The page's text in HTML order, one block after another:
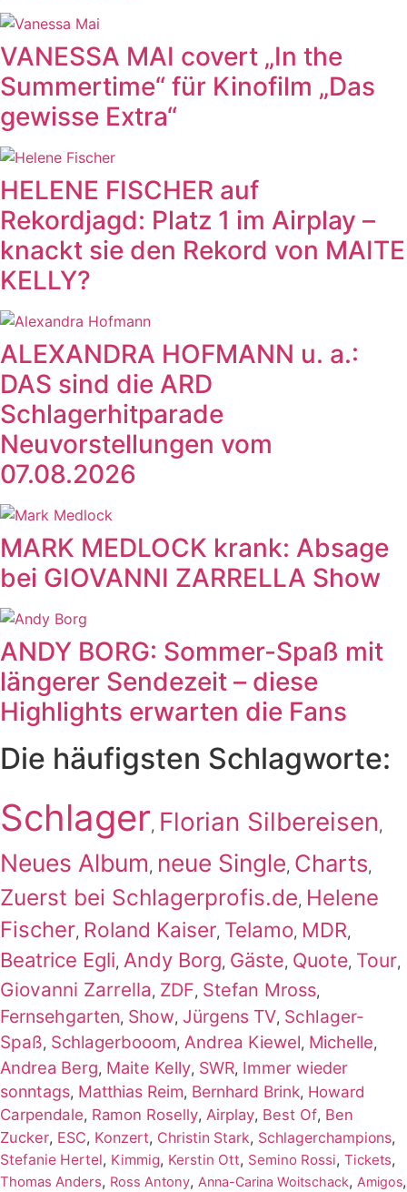
VANESSA MAI covert „In the
Summertime“ für Kinofilm „Das
gewisse Extra“
HELENE FISCHER auf
Rekordjagd: Platz 1 im Airplay –
knackt sie den Rekord von MAITE
KELLY?
ALEXANDRA HOFMANN u. a.:
DAS sind die ARD
Schlagerhitparade
Neuvorstellungen vom
07.08.2026
MARK MEDLOCK krank: Absage
bei GIOVANNI ZARRELLA Show
ANDY BORG: Sommer-Spaß mit
längerer Sendezeit – diese
Highlights erwarten die Fans
Die häufigsten Schlagworte:
Schlager, Florian Silbereisen,
Neues Album, neue Single, Charts,
Zuerst bei Schlagerprofis.de, Helene
Fischer, Roland Kaiser, Telamo, MDR,
Beatrice Egli, Andy Borg, Gäste, Quote, Tour,
Giovanni Zarrella, ZDF, Stefan Mross,
Fernsehgarten, Show, Jürgens TV, Schlager-
Spaß, Schlagerbooom, Andrea Kiewel, Michelle,
Andrea Berg, Maite Kelly, SWR, Immer wieder
sonntags, Matthias Reim, Bernhard Brink, Howard
Carpendale, Ramon Roselly, Airplay, Best Of, Ben
Zucker, ESC, Konzert, Christin Stark, Schlagerchampions,
Stefanie Hertel, Kimmig, Kerstin Ott, Semino Rossi, Tickets,
Thomas Anders, Ross Antony, Anna-Carina Woitschack, Amigos,